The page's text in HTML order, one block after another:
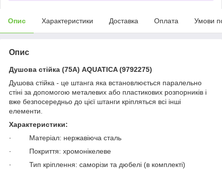
Опис Характеристики Доставка Оплата Умови
Опис
Душова стійка (75A) AQUATICA (9792275)
Душова стійка - це штанга яка встановлюється паралельно
стіні за допомогою металевих або пластикових розпорників і
вже безпосередньо до цієї штанги кріпляться всі інші
елементи.
Характеристики:
· Матеріал: нержавіюча сталь
· Покриття: хромонікелеве
· Тип кріплення: саморізи та дюбелі (в комплекті)